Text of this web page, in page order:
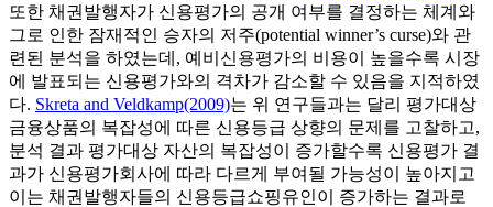
또한 채권발행자가 신용평가의 공개 여부를 결정하는 체계와
그로 인한 잠재적인 승자의 저주(potential winner’s curse)와 관
련된 분석을 하였는데, 예비신용평가의 비용이 높을수록 시장
에 발표되는 신용평가와의 격차가 감소할 수 있음을 지적하였
다. Skreta and Veldkamp(2009)는 위 연구들과는 달리 평가대상
금융상품의 복잡성에 따른 신용등급 상향의 문제를 고찰하고,
분석 결과 평가대상 자산의 복잡성이 증가할수록 신용평가 결
과가 신용평가회사에 따라 다르게 부여될 가능성이 높아지고
이는 채권발행자들의 신용등급쇼핑유인이 증가하는 결과로